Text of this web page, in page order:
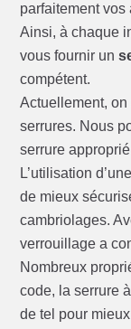
parfaitement vos
Ainsi, à chaque
vous fournir un
compétent.
Actuellement,
serrures. Nous
serrure
L’utilisation
de mieux
cambriolages.
verrouillage a
Nombreux
code, la serrure
de tel pour